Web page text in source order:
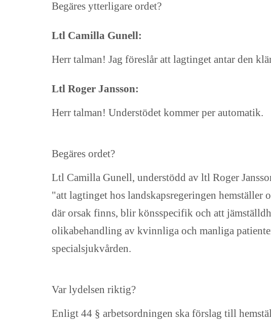
Begäres ytterligare ordet?
Ltl Camilla Gunell:
Herr talman! Jag föreslår att lagtinget antar den
Ltl Roger Jansson:
Herr talman! Understödet kommer per automatik.
Begäres ordet?
Ltl Camilla Gunell, understödd av ltl Roger
"att lagtinget hos landskapsregeringen hemställer
där orsak finns, blir könsspecifik och att
olikabehandling av kvinnliga och manliga
specialsjukvården.
Var lydelsen riktig?
Enligt 44 § arbetsordningen ska förslag till